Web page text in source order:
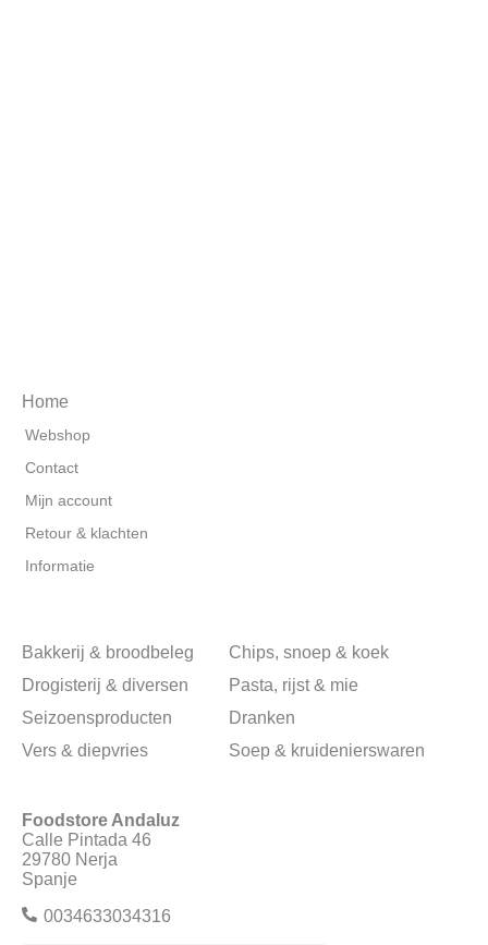
Home
Webshop
Contact
Mijn account
Retour & klachten
Informatie
Bakkerij & broodbeleg
Chips, snoep & koek
Drogisterij & diversen
Pasta, rijst & mie
Seizoensproducten
Dranken
Vers & diepvries
Soep & kruidenierswaren
Foodstore Andaluz
Calle Pintada 46
29780 Nerja
Spanje
0034633034316